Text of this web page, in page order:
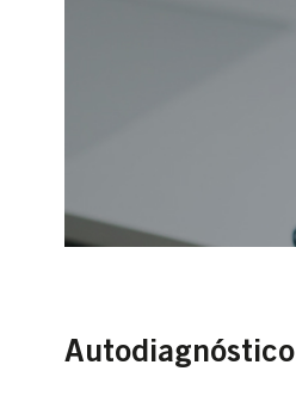
Autodiagnóstico